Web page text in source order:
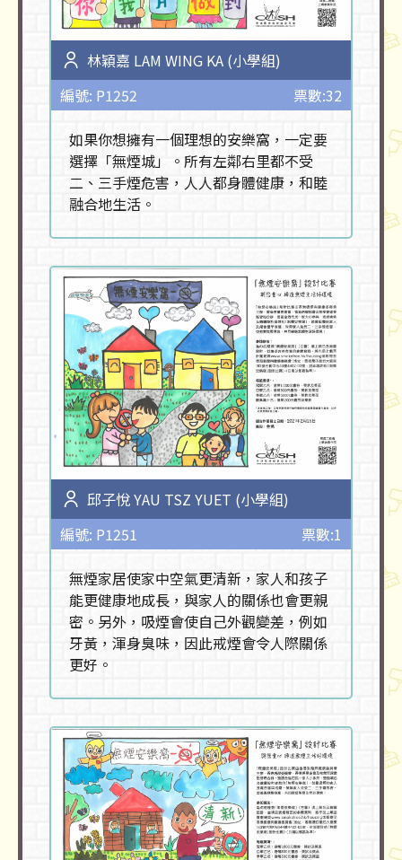
林穎嘉 LAM WING KA (小學組)
編號: P1252
票數:32
如果你想擁有一個理想的安樂窩，一定要
選擇「無煙城」。所有左鄰右里都不受
二、三手煙危害，人人都身體健康，和睦
融合地生活。
邱子悅 YAU TSZ YUET (小學組)
編號: P1251
票數:1
無煙家居使家中空氣更清新，家人和孩子
能更健康地成長，與家人的關係也會更親
密。另外，吸煙會使自己外觀變差，例如
牙黃，渾身臭味，因此戒煙會令人際關係
更好。